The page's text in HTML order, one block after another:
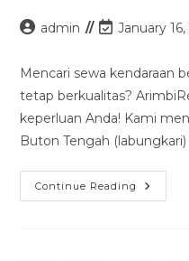
Postadmin
Post
modified:
January
Mencari sewa kendaraan
tetap berkualitas?
keperluan Anda! Kami
Buton Tengah
Continue Reading Sewa
Mobil